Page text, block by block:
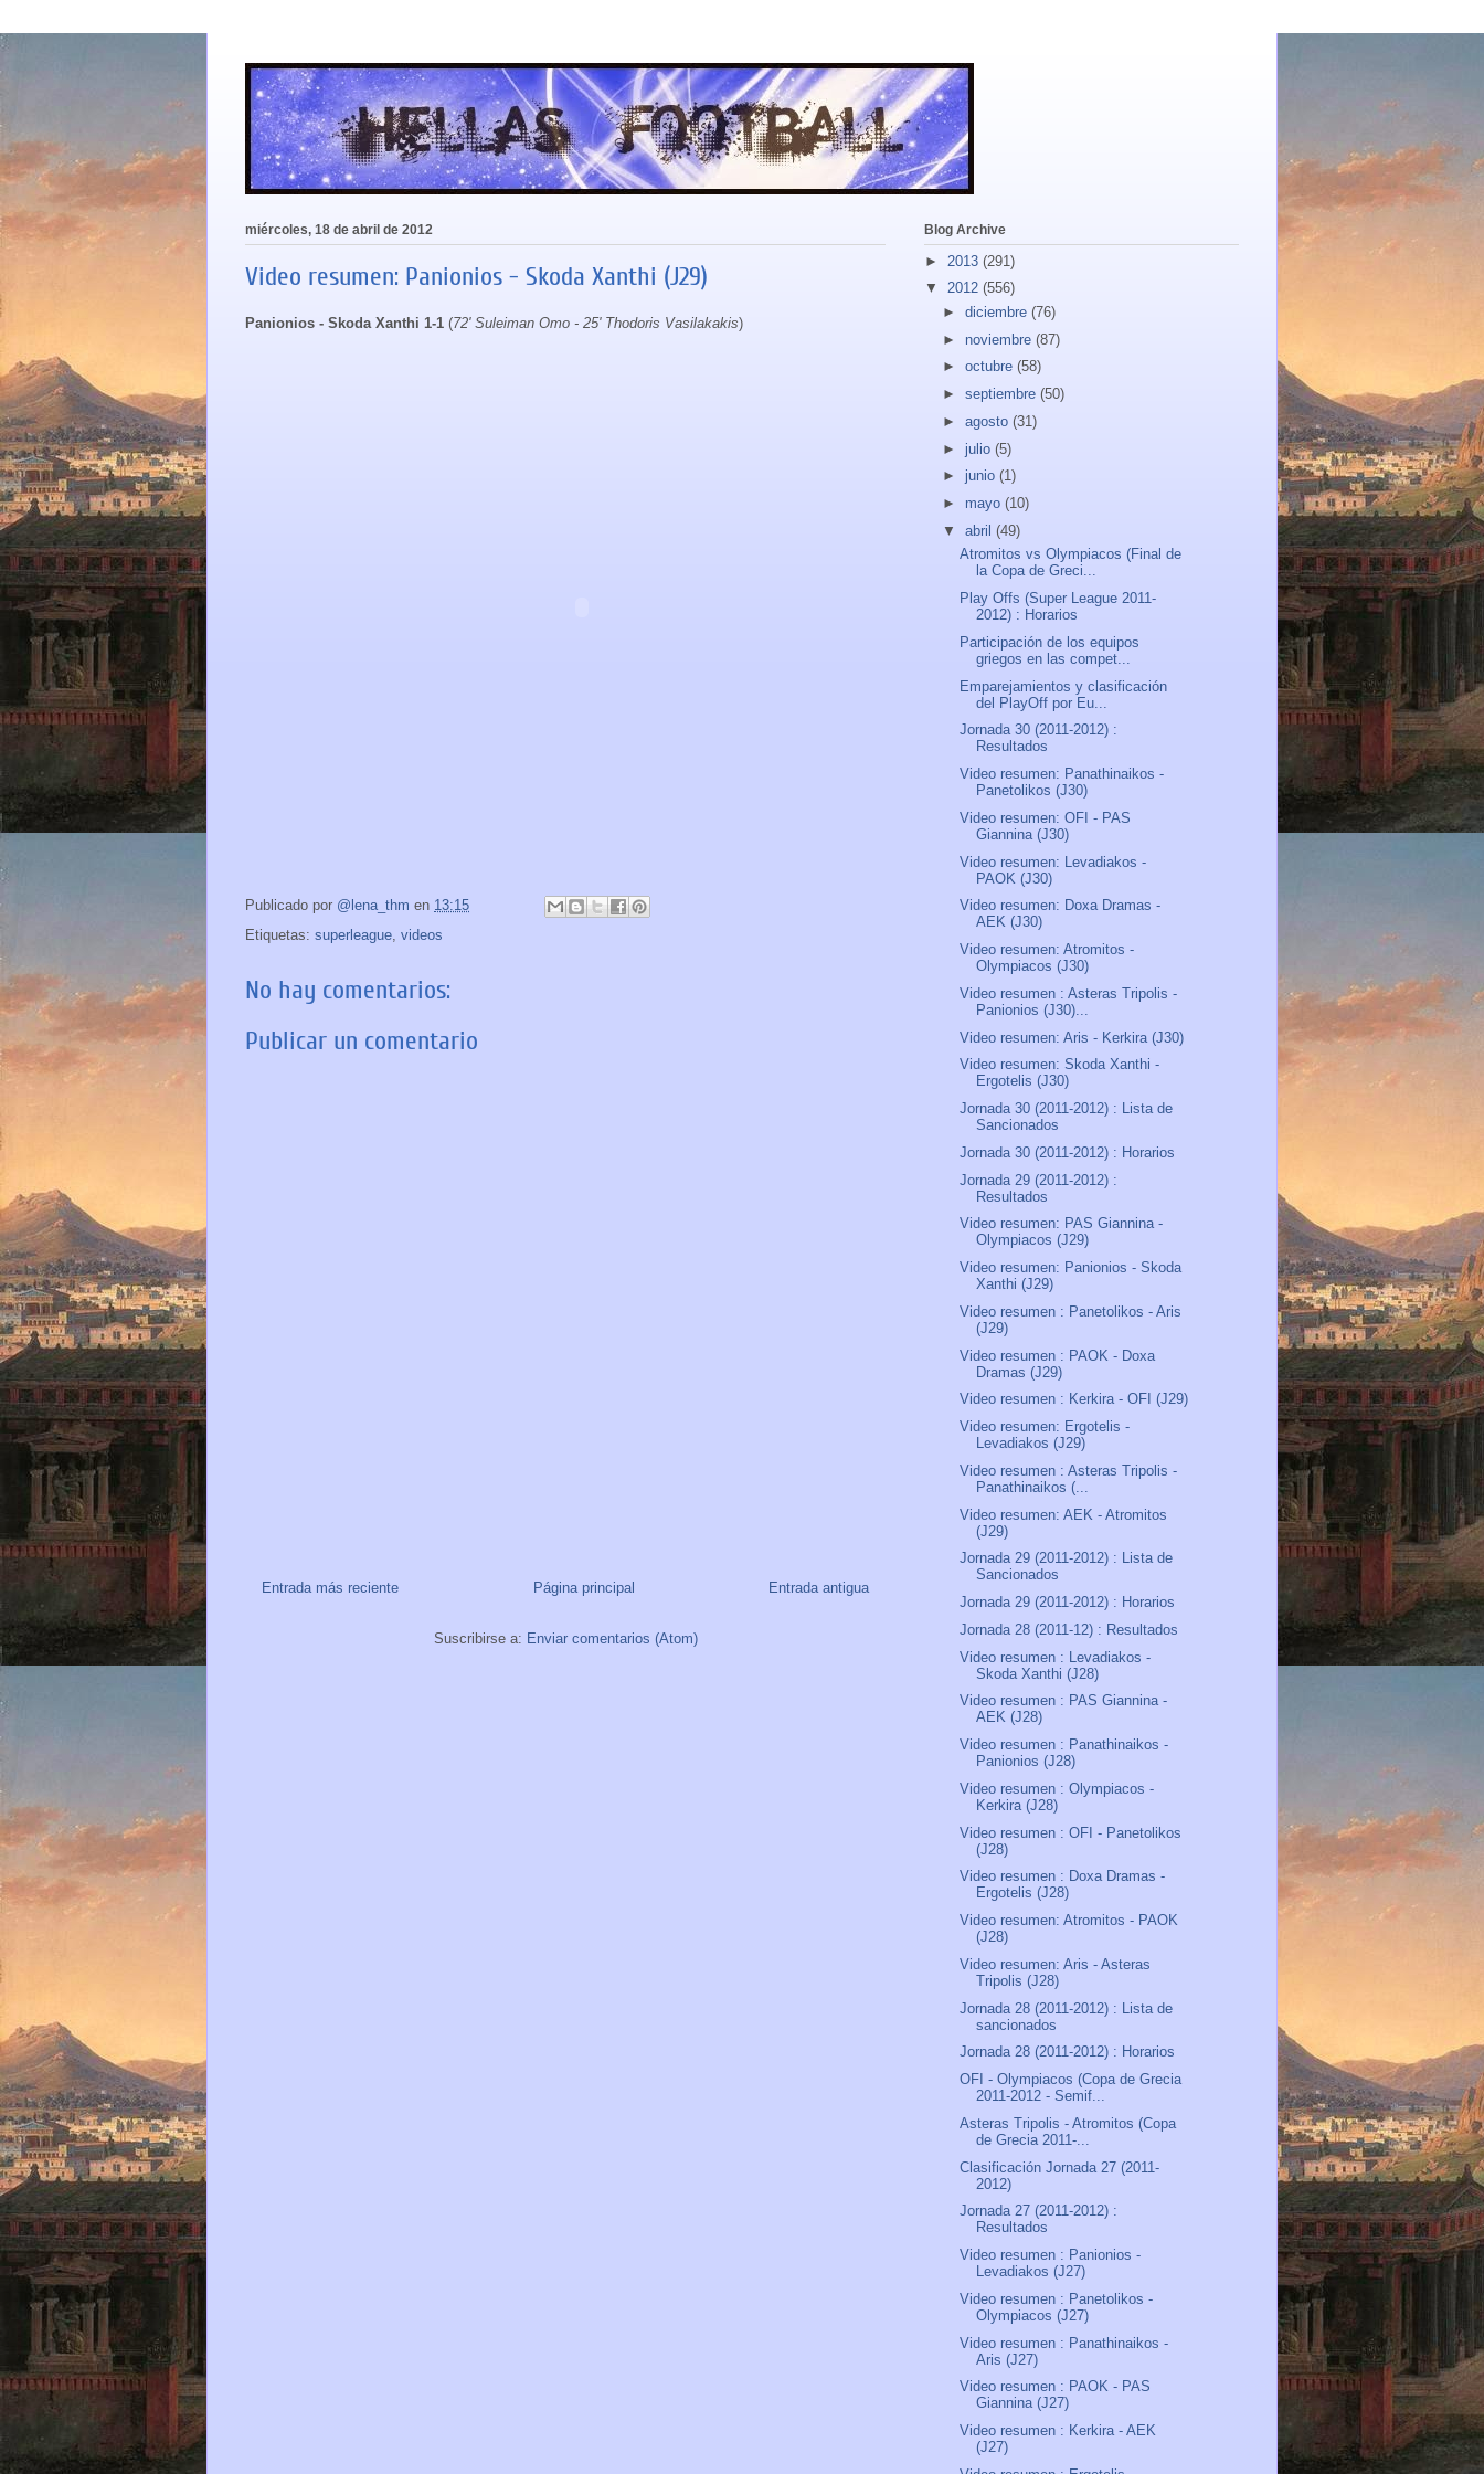
miércoles, 18 de abril de 2012
Video resumen: Panionios - Skoda Xanthi (J29)
Panionios - Skoda Xanthi 1-1 (72' Suleiman Omo - 25' Thodoris Vasilakakis)
Publicado por @lena_thm en 13:15
Etiquetas: superleague videos
No hay comentarios:
Publicar un comentario
Entrada más reciente Entrada antigua
Página principal
Suscribirse a: Enviar comentarios (Atom)
Blog Archive
► 2013 (291)
▼ 2012 (556)
► diciembre (76)
► noviembre (87)
► octubre (58)
► septiembre (50)
► agosto (31)
► julio (5)
► junio (1)
► mayo (10)
▼ abril (49)
Atromitos vs Olympiacos (Final de
la Copa de Greci...
Play Offs (Super League 2011-
2012) : Horarios
Participación de los equipos
griegos en las compet...
Emparejamientos y clasificación
del PlayOff por Eu...
Jornada 30 (2011-2012) :
Resultados
Video resumen: Panathinaikos -
Panetolikos (J30)
Video resumen: OFI - PAS
Giannina (J30)
Video resumen: Levadiakos -
PAOK (J30)
Video resumen: Doxa Dramas -
AEK (J30)
Video resumen: Atromitos -
Olympiacos (J30)
Video resumen : Asteras Tripolis -
Panionios (J30)...
Video resumen: Aris - Kerkira (J30)
Video resumen: Skoda Xanthi -
Ergotelis (J30)
Jornada 30 (2011-2012) : Lista de
Sancionados
Jornada 30 (2011-2012) : Horarios
Jornada 29 (2011-2012) :
Resultados
Video resumen: PAS Giannina -
Olympiacos (J29)
Video resumen: Panionios - Skoda
Xanthi (J29)
Video resumen : Panetolikos - Aris
(J29)
Video resumen : PAOK - Doxa
Dramas (J29)
Video resumen : Kerkira - OFI (J29)
Video resumen: Ergotelis -
Levadiakos (J29)
Video resumen : Asteras Tripolis -
Panathinaikos (...
Video resumen: AEK - Atromitos
(J29)
Jornada 29 (2011-2012) : Lista de
Sancionados
Jornada 29 (2011-2012) : Horarios
Jornada 28 (2011-12) : Resultados
Video resumen : Levadiakos -
Skoda Xanthi (J28)
Video resumen : PAS Giannina -
AEK (J28)
Video resumen : Panathinaikos -
Panionios (J28)
Video resumen : Olympiacos -
Kerkira (J28)
Video resumen : OFI - Panetolikos
(J28)
Video resumen : Doxa Dramas -
Ergotelis (J28)
Video resumen: Atromitos - PAOK
(J28)
Video resumen: Aris - Asteras
Tripolis (J28)
Jornada 28 (2011-2012) : Lista de
sancionados
Jornada 28 (2011-2012) : Horarios
OFI - Olympiacos (Copa de Grecia
2011-2012 - Semif...
Asteras Tripolis - Atromitos (Copa
de Grecia 2011-...
Clasificación Jornada 27 (2011-
2012)
Jornada 27 (2011-2012) :
Resultados
Video resumen : Panionios -
Levadiakos (J27)
Video resumen : Panetolikos -
Olympiacos (J27)
Video resumen : Panathinaikos -
Aris (J27)
Video resumen : PAOK - PAS
Giannina (J27)
Video resumen : Kerkira - AEK
(J27)